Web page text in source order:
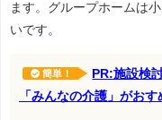
ます。グループホームは
いです。
簡単！
PR:施設検
「みんなの介護」がお